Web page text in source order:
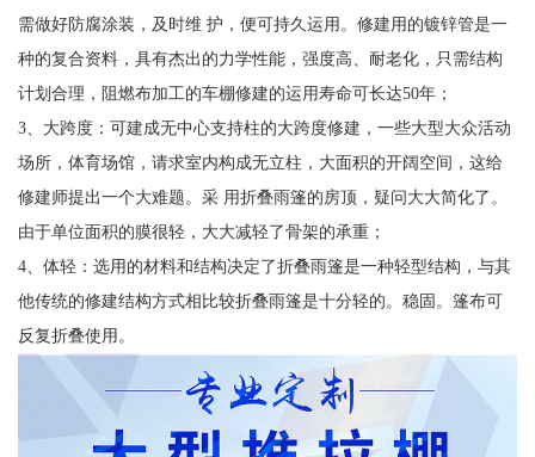
需做好防腐涂装，及时维 护，便可持久运用。修建用的镀锌管是一
种的复合资料，具有杰出的力学性能，强度高、耐老化，只需结构
计划合理，阻燃布加工的车棚修建的运用寿命可长达50年；
3、大跨度：可建成无中心支持柱的大跨度修建，一些大型大众活动
场所，体育场馆，请求室内构成无立柱，大面积的开阔空间，这给
修建师提出一个大难题。采 用折叠雨篷的房顶，疑问大大简化了。
由于单位面积的膜很轻，大大减轻了骨架的承重；
4、体轻：选用的材料和结构决定了折叠雨篷是一种轻型结构，与其
他传统的修建结构方式相比较折叠雨篷是十分轻的。稳固。篷布可
反复折叠使用。